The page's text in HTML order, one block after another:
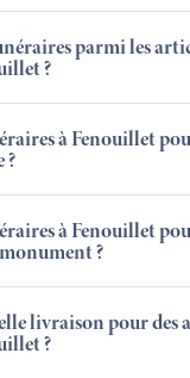
parmi les
?
à Fenouillet
?
à Fenouillet
?
livraison pour des
?